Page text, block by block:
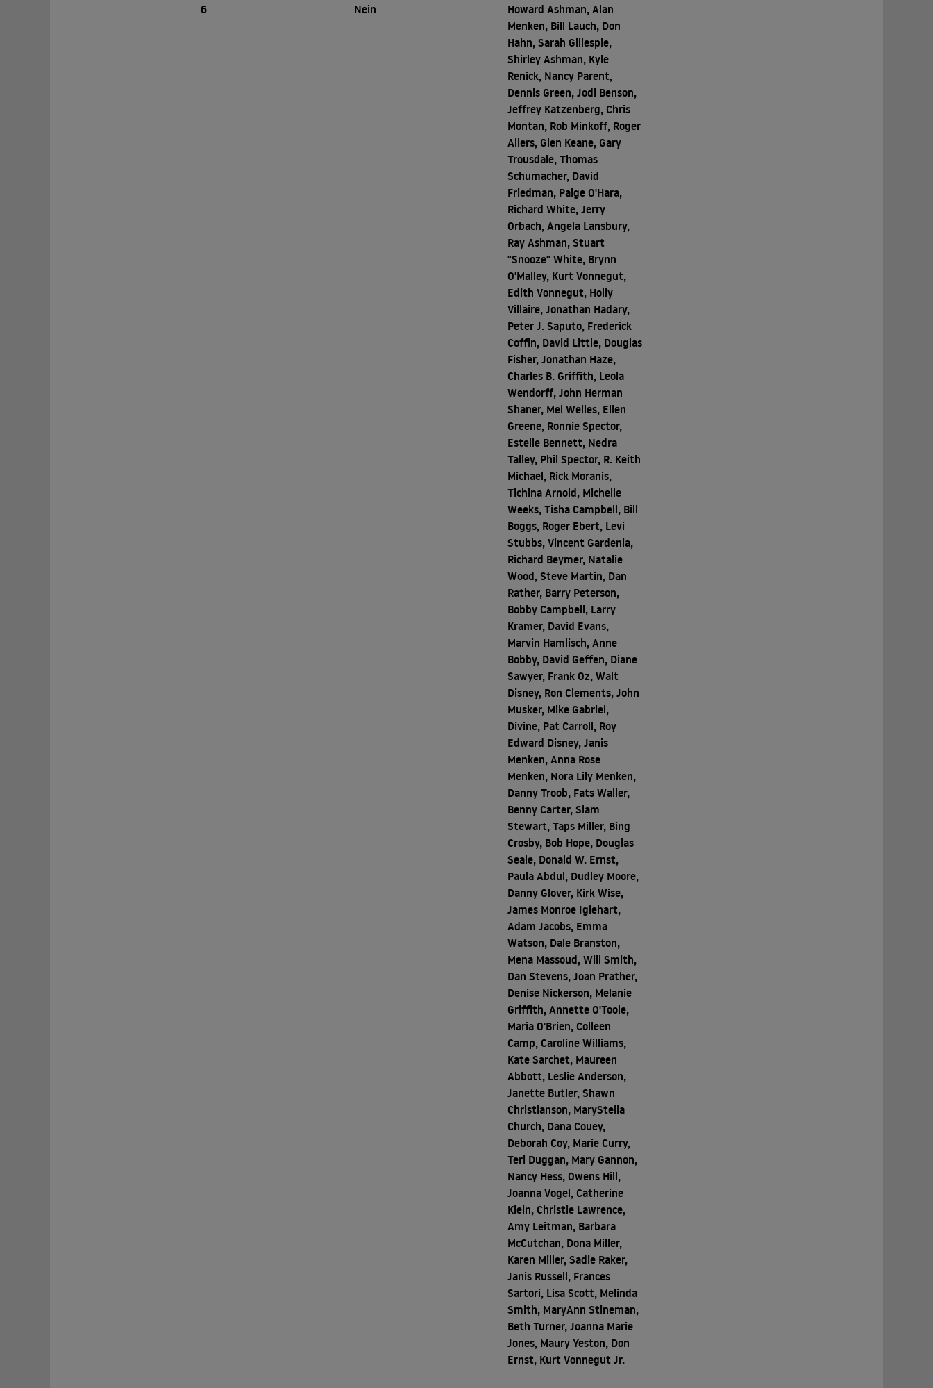
6 Nein
Howard Ashman, Alan
Menken, Bill Lauch, Don
Hahn, Sarah Gillespie,
Shirley Ashman, Kyle
Renick, Nancy Parent,
Dennis Green, Jodi Benson,
Jeffrey Katzenberg, Chris
Montan, Rob Minkoff, Roger
Allers, Glen Keane, Gary
Trousdale, Thomas
Schumacher, David
Friedman, Paige O'Hara,
Richard White, Jerry
Orbach, Angela Lansbury,
Ray Ashman, Stuart
"Snooze" White, Brynn
O'Malley, Kurt Vonnegut,
Edith Vonnegut, Holly
Villaire, Jonathan Hadary,
Peter J. Saputo, Frederick
Coffin, David Little, Douglas
Fisher, Jonathan Haze,
Charles B. Griffith, Leola
Wendorff, John Herman
Shaner, Mel Welles, Ellen
Greene, Ronnie Spector,
Estelle Bennett, Nedra
Talley, Phil Spector, R. Keith
Michael, Rick Moranis,
Tichina Arnold, Michelle
Weeks, Tisha Campbell, Bill
Boggs, Roger Ebert, Levi
Stubbs, Vincent Gardenia,
Richard Beymer, Natalie
Wood, Steve Martin, Dan
Rather, Barry Peterson,
Bobby Campbell, Larry
Kramer, David Evans,
Marvin Hamlisch, Anne
Bobby, David Geffen, Diane
Sawyer, Frank Oz, Walt
Disney, Ron Clements, John
Musker, Mike Gabriel,
Divine, Pat Carroll, Roy
Edward Disney, Janis
Menken, Anna Rose
Menken, Nora Lily Menken,
Danny Troob, Fats Waller,
Benny Carter, Slam
Stewart, Taps Miller, Bing
Crosby, Bob Hope, Douglas
Seale, Donald W. Ernst,
Paula Abdul, Dudley Moore,
Danny Glover, Kirk Wise,
James Monroe Iglehart,
Adam Jacobs, Emma
Watson, Dale Branston,
Mena Massoud, Will Smith,
Dan Stevens, Joan Prather,
Denise Nickerson, Melanie
Griffith, Annette O'Toole,
Maria O'Brien, Colleen
Camp, Caroline Williams,
Kate Sarchet, Maureen
Abbott, Leslie Anderson,
Janette Butler, Shawn
Christianson, MaryStella
Church, Dana Couey,
Deborah Coy, Marie Curry,
Teri Duggan, Mary Gannon,
Nancy Hess, Owens Hill,
Joanna Vogel, Catherine
Klein, Christie Lawrence,
Amy Leitman, Barbara
McCutchan, Dona Miller,
Karen Miller, Sadie Raker,
Janis Russell, Frances
Sartori, Lisa Scott, Melinda
Smith, MaryAnn Stineman,
Beth Turner, Joanna Marie
Jones, Maury Yeston, Don
Ernst, Kurt Vonnegut Jr.